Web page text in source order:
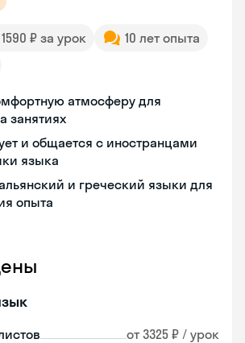
₽ за урок
10 лет опыта
атмосферу для
занятиях
и общается с иностранцами
языка
и греческий языки для
опыта
от 3325 ₽ / урок